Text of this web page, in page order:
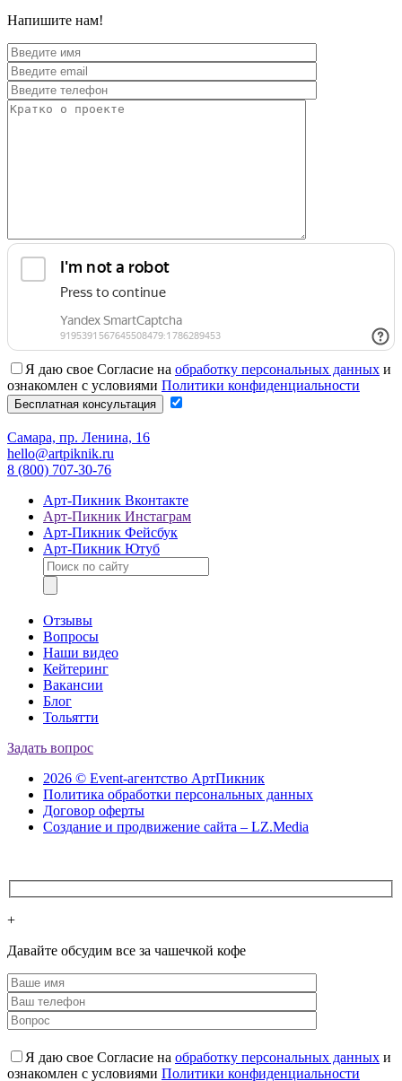
Напишите нам!
Я даю свое Согласие на обработку персональных данных и
ознакомлен с условиями Политики конфиденциальности
Самара, пр. Ленина, 16
hello@artpiknik.ru
8 (800) 707-30-76
Арт-Пикник Вконтакте
Арт-Пикник Инстаграм
Арт-Пикник Фейсбук
Арт-Пикник Ютуб
Отзывы
Вопросы
Наши видео
Кейтеринг
Вакансии
Блог
Тольятти
Задать вопрос
2026 © Event-агентство АртПикник
Политика обработки персональных данных
Договор оферты
Создание и продвижение сайта – LZ.Media
+
Давайте обсудим все за чашечкой кофе
Я даю свое Согласие на обработку персональных данных и
ознакомлен с условиями Политики конфиденциальности